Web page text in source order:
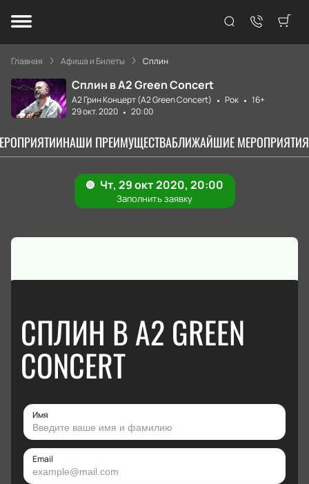
Главная Афиша и Билеты Сплин
Сплин в А2 Green Concert
А2 Грин Концерт (A2 Green Concert) Рок
16+
29 окт. 2020
20:00
НАШИ ПРЕИМУЩЕСТВАБЛИЖАЙШИЕ МЕРОПРИЯТИЯ
СПЛИН В А2 GREEN
CONCERT
Имя
Email